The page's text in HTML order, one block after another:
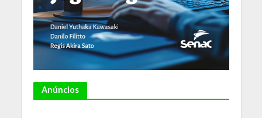
Anúncios